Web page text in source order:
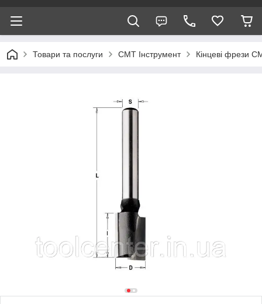
Товари та послуги CMT Інструмент Кінцеві фрези